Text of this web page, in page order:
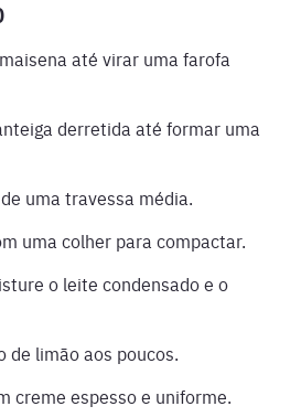
até virar uma farofa
derretida até formar uma
uma travessa média.
uma colher para compactar.
o leite condensado e o
de limão aos poucos.
creme espesso e uniforme.